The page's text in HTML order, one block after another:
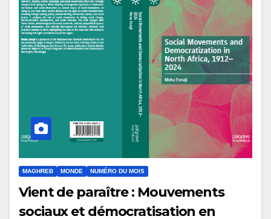
MAGHREB MONDE NUMÉRO DU MOIS
Vient de paraître : Mouvements
sociaux et démocratisation en